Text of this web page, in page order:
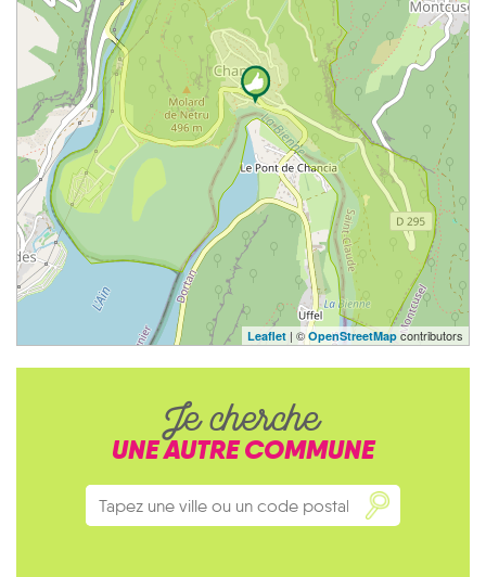
Leaflet | ©OpenStreetMap contributors
Je cherche
UNE AUTRE COMMUNE